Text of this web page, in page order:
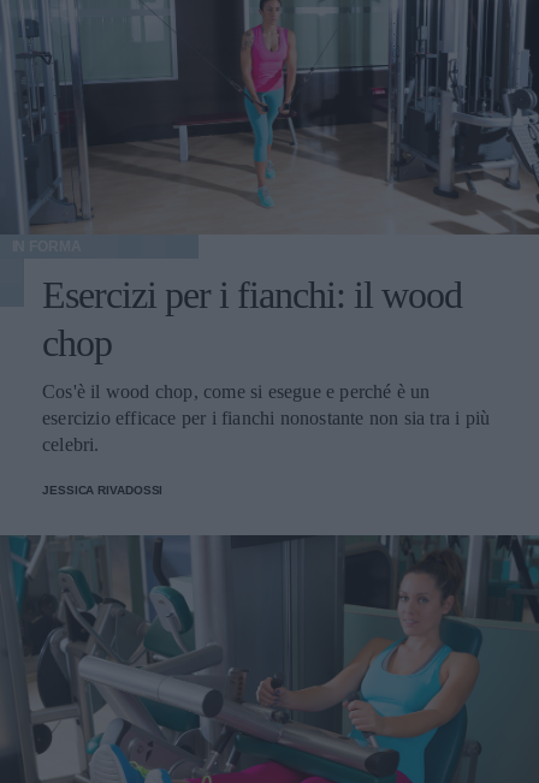
Esercizi per i fianchi: il wood
chop
Cos'è il wood chop, come si esegue e perché è un
esercizio efficace per i fianchi nonostante non sia tra i più
celebri.
JESSICA RIVADOSSI